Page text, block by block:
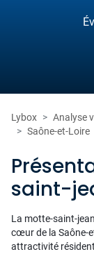
Lybox Analyse
Saône-et-Loire
saint-
La motte-saint-
cœur de la Saône-
attractivité